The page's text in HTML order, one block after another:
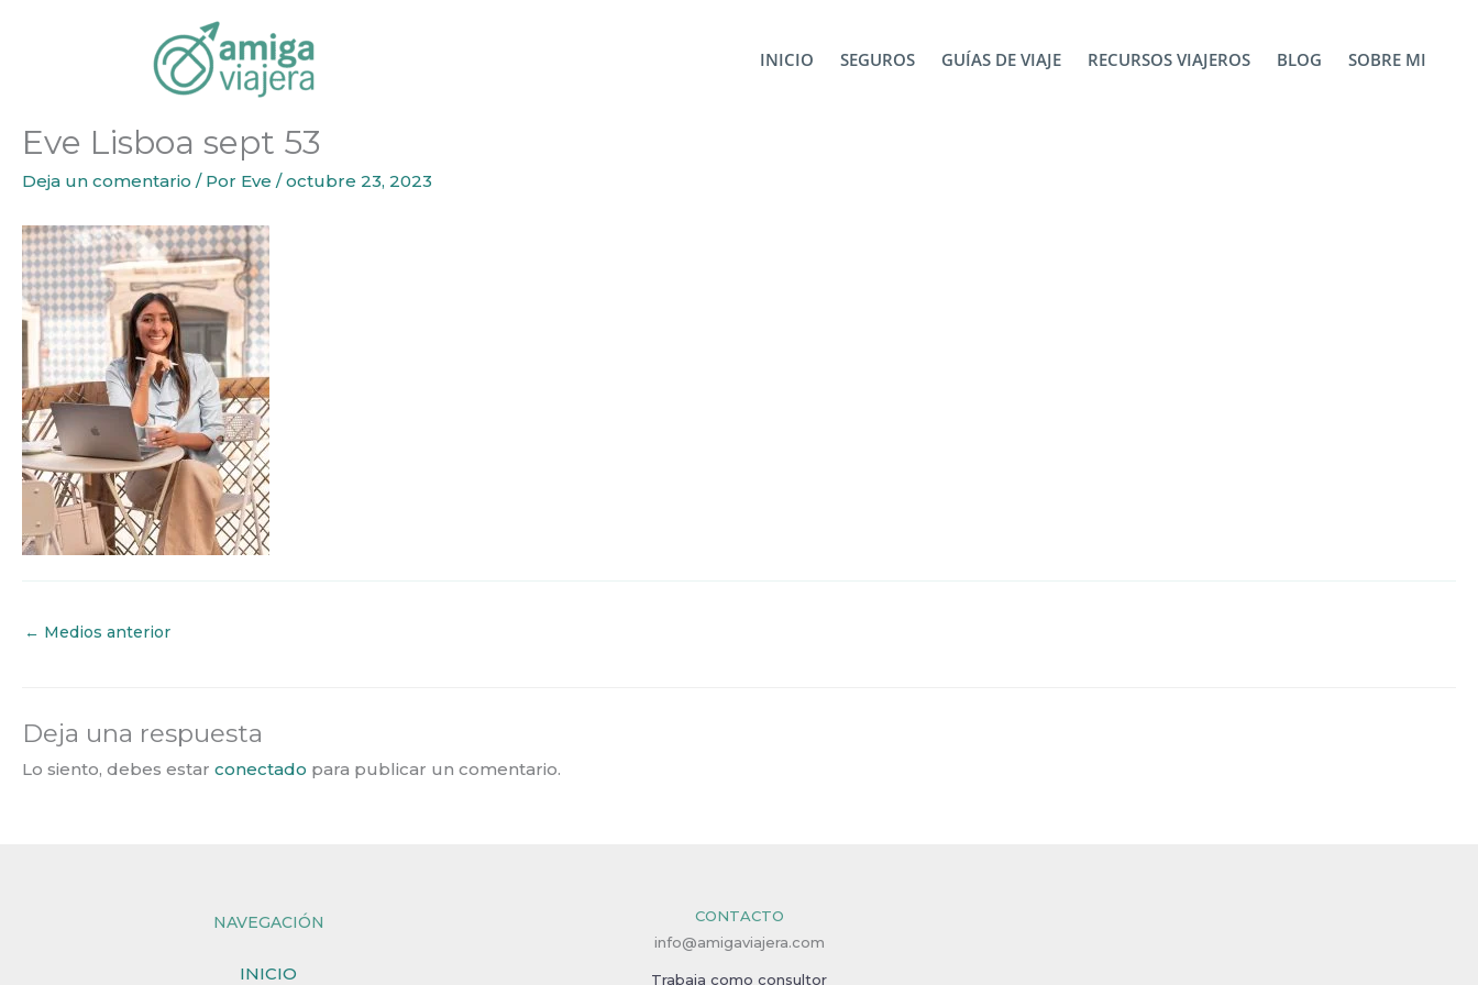
INICIO SEGUROS GUÍAS DE VIAJE RECURSOS VIAJEROS BLOG SOBRE MI
Eve Lisboa sept 53
Deja un comentario / Por Eve /octubre 23, 2023
← Medios anterior
Deja una respuesta
Lo siento, debes estar conectado para publicar un comentario.
NAVEGACIÓN
INICIO
CONTACTO
info@amigaviajera.com
Trabaja como consultor